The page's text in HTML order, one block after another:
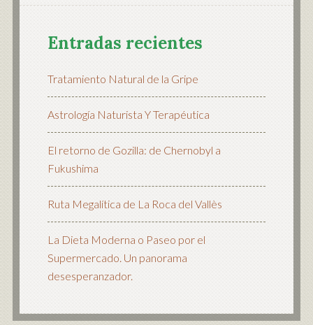
Entradas recientes
Tratamiento Natural de la Gripe
Astrología Naturista Y Terapéutica
El retorno de Gozilla: de Chernobyl a
Fukushima
Ruta Megalítica de La Roca del Vallès
La Dieta Moderna o Paseo por el
Supermercado. Un panorama
desesperanzador.